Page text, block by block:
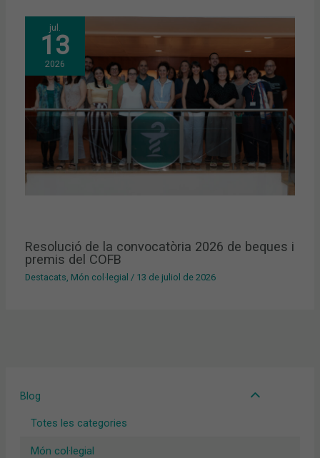
Blog
Totes les categories
Món col·legial
jul.
13
2026
Resolució de la convocatòria 2026 de beques i
premis del COFB
Destacats, Món col·legial / 13 de juliol de 2026